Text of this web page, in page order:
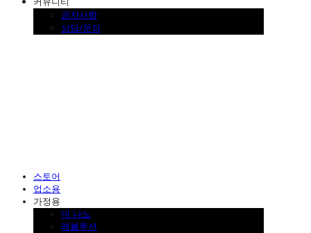
공지사항
상담/문의
스토어
업소용
가정용
더 나노
레볼루션